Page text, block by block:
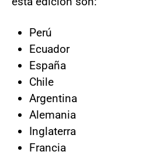
Perú
Ecuador
España
Chile
Argentina
Alemania
Inglaterra
Francia